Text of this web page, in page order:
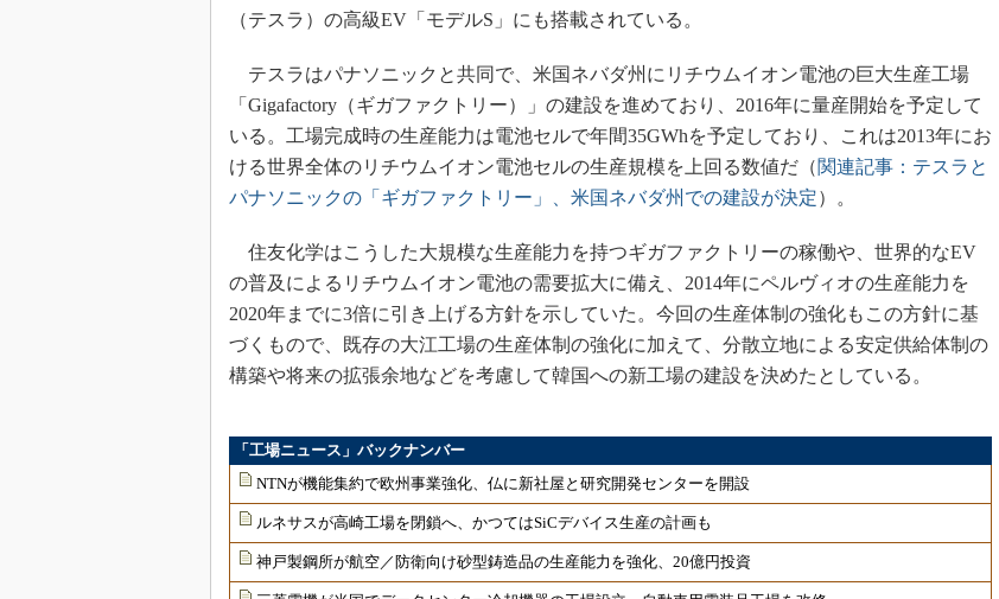
グローバル設計・開発
制御セキュリティ
新型コロナへの対応
（テスラ）の高級EV「モデルS」にも搭載されている。
テスラはパナソニックと共同で、米国ネバダ州にリチウムイオン電池の巨大生産工場
「Gigafactory（ギガファクトリー）」の建設を進めており、2016年に量産開始を予定して
いる。工場完成時の生産能力は電池セルで年間35GWhを予定しており、これは2013年にお
ける世界全体のリチウムイオン電池セルの生産規模を上回る数値だ（関連記事：テスラと
パナソニックの「ギガファクトリー」、米国ネバダ州での建設が決定）。
住友化学はこうした大規模な生産能力を持つギガファクトリーの稼働や、世界的なEV
の普及によるリチウムイオン電池の需要拡大に備え、2014年にペルヴィオの生産能力を
2020年までに3倍に引き上げる方針を示していた。今回の生産体制の強化もこの方針に基
づくもので、既存の大江工場の生産体制の強化に加えて、分散立地による安定供給体制の
構築や将来の拡張余地などを考慮して韓国への新工場の建設を決めたとしている。
「工場ニュース」バックナンバー
NTNが機能集約で欧州事業強化、仏に新社屋と研究開発センターを開設
ルネサスが高崎工場を閉鎖へ、かつてはSiCデバイス生産の計画も
神戸製鋼所が航空／防衛向け砂型鋳造品の生産能力を強化、20億円投資